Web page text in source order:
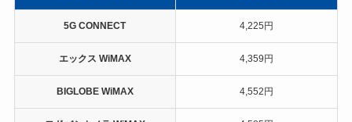
5G CONNECT 4,225円
エックス WiMAX 4,359円
BIGLOBE WiMAX 4,552円